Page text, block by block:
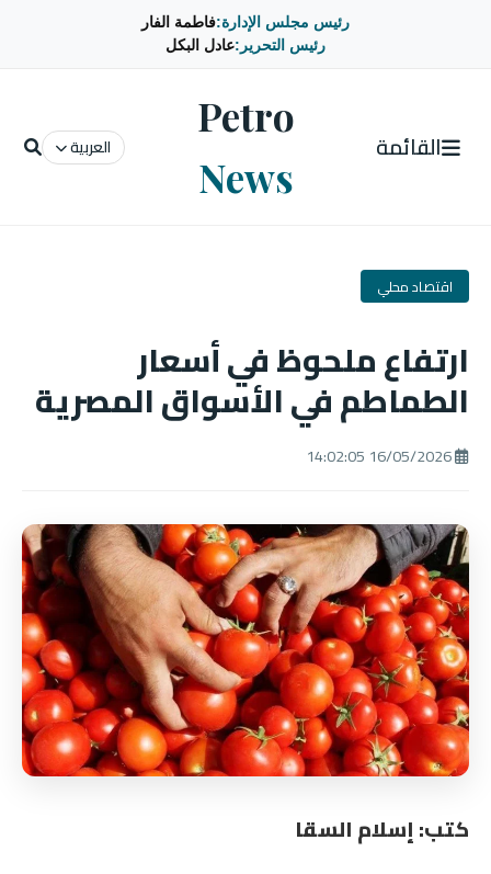
رئيس مجلس الإدارة:فاطمة الفار
رئيس التحرير:عادل البكل
القائمة
Petro
News
العربية
اقتصاد محلي
ارتفاع ملحوظ في أسعار
الطماطم في الأسواق المصرية
كتب: إسلام السقا